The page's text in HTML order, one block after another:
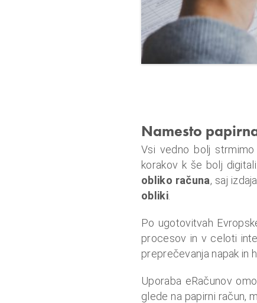
u
l
i
n
a
n
Namesto
Vsi vedno bolj
korakov k še bolj
obliko računa, saj
obliki.
Po ugotovitvah
procesov in v celoti
preprečevanja napak in
Uporaba eRačunov
glede na papirni račun,